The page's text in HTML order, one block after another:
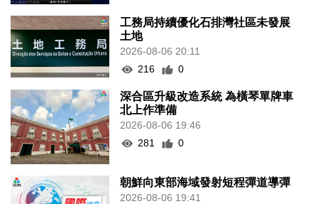
工務局持續優化石排灣社區未發展
土地
2026-08-06 20:11
216
0
深合區升級改造系統 為橫琴單牌車
北上作準備
2026-08-06 19:46
281
0
朝鮮向東部海域發射短程彈道導彈
2026-08-06 19:41